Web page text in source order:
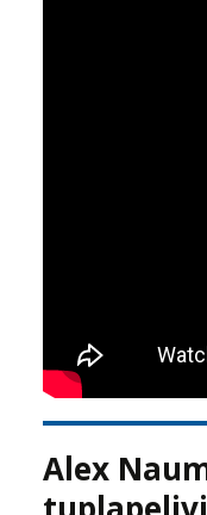
Alex